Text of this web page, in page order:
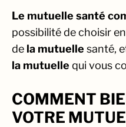
Le mutuelle santé
possibilité de choisir
de la mutuelle santé,
la mutuelle qui vous
COMMENT
VOTRE